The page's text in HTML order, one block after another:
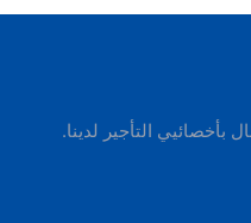
التأجير لدينا.